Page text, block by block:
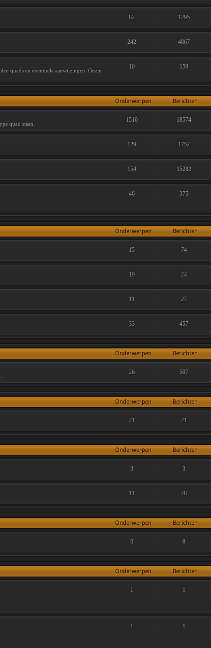
82 1295
242 4867
quads en eventuele aanwijzingen. Onzin
10 159
Onderwerpen Berichten
quad staan.
1510 18574
129 1752
154 15282
46 375
Onderwerpen Berichten
15 74
19 24
11 27
33 457
Onderwerpen Berichten
26 507
Onderwerpen Berichten
21 21
Onderwerpen Berichten
3 3
11 78
Onderwerpen Berichten
6 8
Onderwerpen Berichten
1 1
1 1